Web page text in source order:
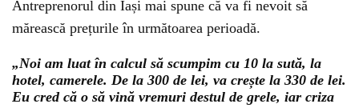
Antreprenorul din Iași mai spune că va fi nevoit să
mărească prețurile în următoarea perioadă.
„Noi am luat în calcul să scumpim cu 10 la sută, la
hotel, camerele. De la 300 de lei, va crește la 330 de lei.
Eu cred că o să vină vremuri destul de grele, iar criza